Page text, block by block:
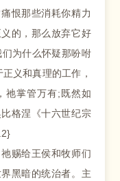
恨那些消耗你精力
的，那么放弃它好
为什么怀疑那吩咐
义和真理的工作，
祂掌管万有;既然如
格涅《十六世纪宗
赐给王侯和牧师们
黑暗的统治者。主